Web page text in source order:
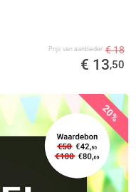
Prijs van aanbieder € 18
€ 13,50
20%